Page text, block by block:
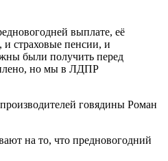
выплате, её
и страховые пенсии, и
были получить перед
но мы в ЛДПР
говядины Роман
на то, что предновогодний